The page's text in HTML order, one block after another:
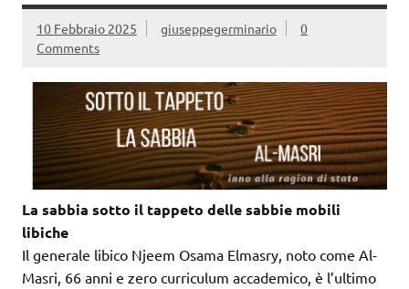
10 Febbraio 2025 giuseppegerminario
0
Comments
La sabbia sotto il tappeto delle sabbie mobili
libiche
Il generale libico Njeem Osama Elmasry, noto come Al-
Masri, 66 anni e zero curriculum accademico, è l’ultimo